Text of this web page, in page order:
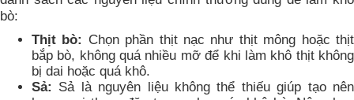
bò:
Thịt bò: Chọn phần thịt nạc như thịt mông hoặc thịt
bắp bò, không quá nhiều mỡ để khi làm khô thịt không
bị dai hoặc quá khô.
Sả: Sả là nguyên liệu không thể thiếu giúp tạo nên